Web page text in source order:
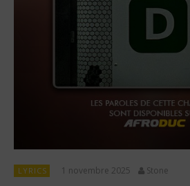
LYRICS 1 novembre 2025 Stone